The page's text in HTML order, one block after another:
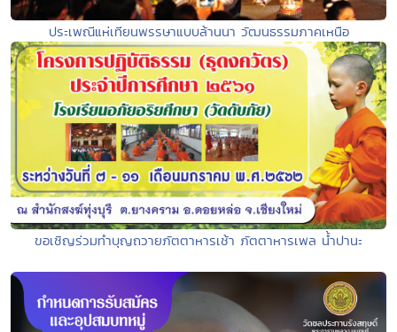
ประเพณีแห่เทียนพรรษาแบบล้านนา วัฒนธรรมภาคเหนือ
ขอเชิญร่วมทำบุญถวายภัตตาหารเช้า ภัตตาหารเพล น้ำปานะ